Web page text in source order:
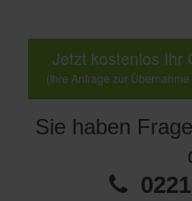
Jetzt kostenlos Ihr
(Ihre Anfrage zur
Sie haben